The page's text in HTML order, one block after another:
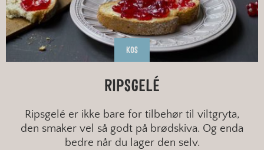
KOS
RIPSGELÉ
Ripsgelé er ikke bare for tilbehør til viltgryta,
den smaker vel så godt på brødskiva. Og enda
bedre når du lager den selv.